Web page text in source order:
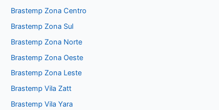
Brastemp Zona Centro
Brastemp Zona Sul
Brastemp Zona Norte
Brastemp Zona Oeste
Brastemp Zona Leste
Brastemp Vila Zatt
Brastemp Vila Yara